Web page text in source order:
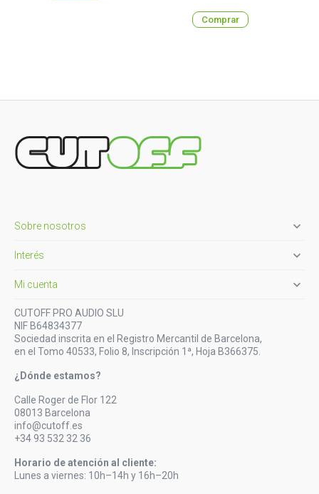
Comprar
Sobre nosotros 
Interés 
Mi cuenta 
CUTOFF PRO AUDIO SLU
NIF B64834377
Sociedad inscrita en el Registro Mercantil de Barcelona,
en el Tomo 40533, Folio 8, Inscripción 1ª, Hoja B366375.
¿Dónde estamos?
Calle Roger de Flor 122
08013 Barcelona
info@cutoff.es
+34 93 532 32 36
Horario de atención al cliente:
Lunes a viernes: 10h–14h y 16h–20h